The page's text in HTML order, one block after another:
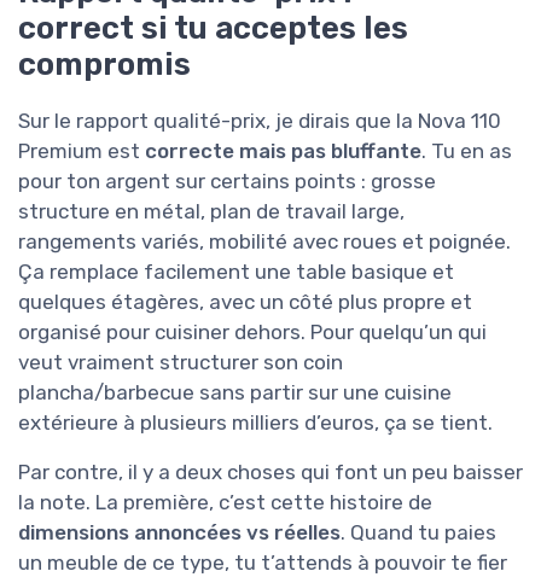
correct si tu acceptes les
compromis
Sur le rapport qualité-prix, je dirais que la Nova 110
Premium est correcte mais pas bluffante. Tu en as
pour ton argent sur certains points : grosse
structure en métal, plan de travail large,
rangements variés, mobilité avec roues et poignée.
Ça remplace facilement une table basique et
quelques étagères, avec un côté plus propre et
organisé pour cuisiner dehors. Pour quelqu’un qui
veut vraiment structurer son coin
plancha/barbecue sans partir sur une cuisine
extérieure à plusieurs milliers d’euros, ça se tient.
Par contre, il y a deux choses qui font un peu baisser
la note. La première, c’est cette histoire de
dimensions annoncées vs réelles. Quand tu paies
un meuble de ce type, tu t’attends à pouvoir te fier